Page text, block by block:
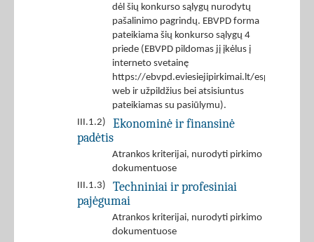
dėl šių konkurso sąlygų nurodytų
pašalinimo pagrindų. EBVPD forma
pateikiama šių konkurso sąlygų 4
priede (EBVPD pildomas jį įkėlus į
interneto svetainę
https://ebvpd.eviesiejipirkimai.lt/espd-
web ir užpildžius bei atsisiuntus
pateikiamas su pasiūlymu).
III.1.2)
Ekonominė ir finansinė
padėtis
Atrankos kriterijai, nurodyti pirkimo
dokumentuose
III.1.3)
Techniniai ir profesiniai
pajėgumai
Atrankos kriterijai, nurodyti pirkimo
dokumentuose